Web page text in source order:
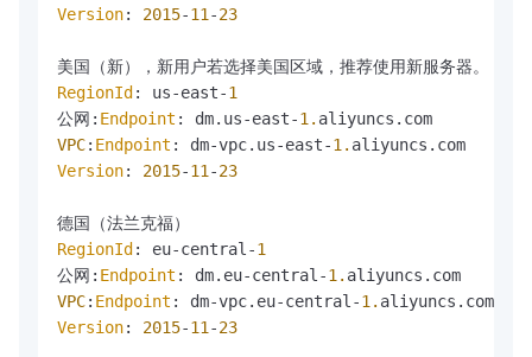
Version: 2015-11 -23
RegionId : us-east-1
公网: Endpoint : dm. us-east-1. aliyuncs. com
VPC: Endpoint : dm-vpc. us-east-1. aliyuncs. com
Version: 2015-11 -23
RegionId : eu-central-1
公网: Endpoint : dm. eu-central-1. aliyuncs. com
VPC: Endpoint : dm-vpc. eu-central-1. aliyuncs. com
Version: 2015-11 -23